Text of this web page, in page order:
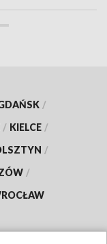
/
/ KIELCE /
/
/